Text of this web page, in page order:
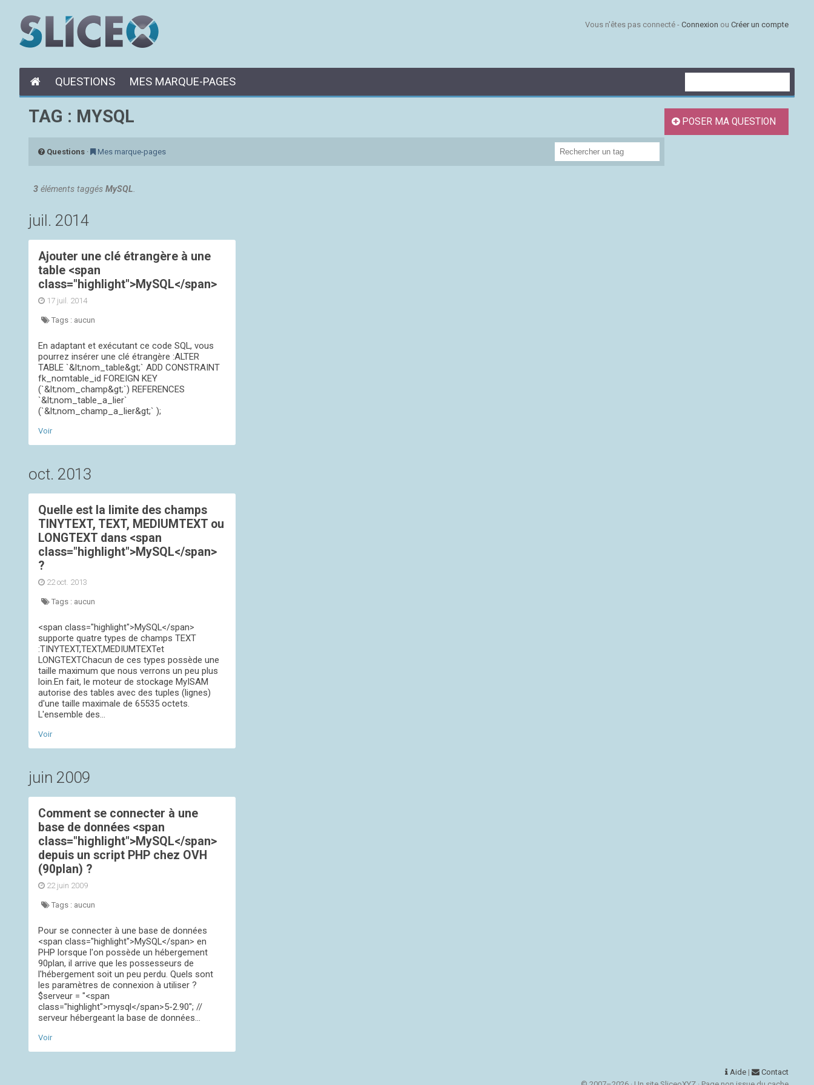
Vous n'êtes pas connecté - Connexion ou Créer un compte
QUESTIONS MES MARQUE-PAGES
TAG : MYSQL
Questions · Mes marque-pages
3 éléments taggés MySQL
juil. 2014
Ajouter une clé étrangère à une
table <span
class="highlight">MySQL</span>
17 juil. 2014
Tags : aucun
En adaptant et exécutant ce code SQL, vous
pourrez insérer une clé étrangère :ALTER
TABLE `&lt;nom_table&gt;` ADD CONSTRAINT
fk_nomtable_id FOREIGN KEY
(`&lt;nom_champ&gt;`) REFERENCES
`&lt;nom_table_a_lier`
(`&lt;nom_champ_a_lier&gt;` );
Voir
oct. 2013
Quelle est la limite des champs
TINYTEXT, TEXT, MEDIUMTEXT ou
LONGTEXT dans <span
class="highlight">MySQL</span>
?
22 oct. 2013
Tags : aucun
<span class="highlight">MySQL</span>
supporte quatre types de champs TEXT
:TINYTEXT,TEXT,MEDIUMTEXTet
LONGTEXTChacun de ces types possède une
taille maximum que nous verrons un peu plus
loin.En fait, le moteur de stockage MyISAM
autorise des tables avec des tuples (lignes)
d'une taille maximale de 65535 octets.
L'ensemble des...
Voir
juin 2009
Comment se connecter à une
base de données <span
class="highlight">MySQL</span>
depuis un script PHP chez OVH
(90plan) ?
22 juin 2009
Tags : aucun
Pour se connecter à une base de données
<span class="highlight">MySQL</span> en
PHP lorsque l'on possède un hébergement
90plan, il arrive que les possesseurs de
l'hébergement soit un peu perdu. Quels sont
les paramètres de connexion à utiliser ?
$serveur = "<span
class="highlight">mysql</span>5-2.90"; //
serveur hébergeant la base de données...
Voir
POSER MA QUESTION
Aide |
Contact